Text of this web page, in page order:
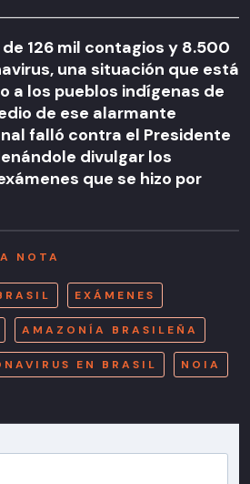
126 mil contagios y 8.500
una situación que está
a los pueblos indígenas de
de ese alarmante
falló contra el Presidente
divulgar los
que se hizo por
NOTA
EXÁMENES
AMAZONÍA BRASILEÑA
EN BRASIL NOIA